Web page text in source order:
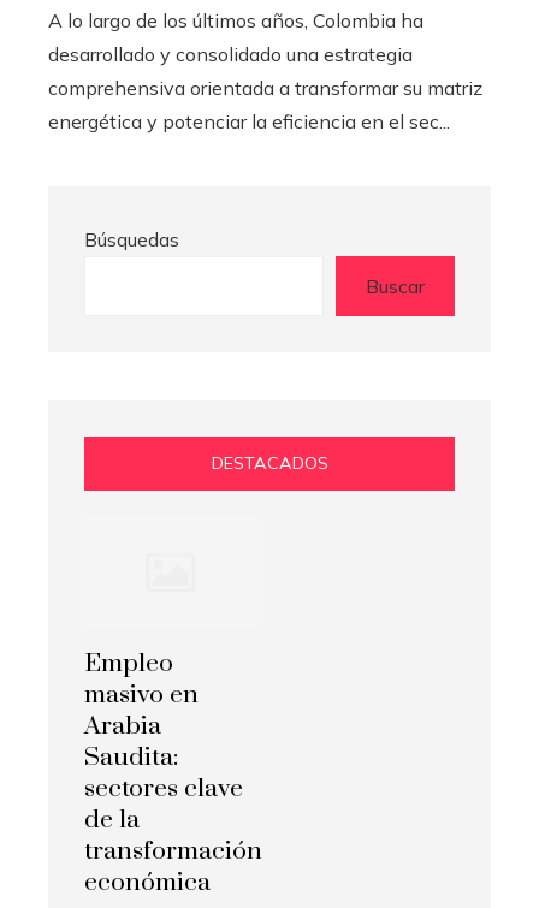
A lo largo de los últimos años, Colombia ha
desarrollado y consolidado una estrategia
comprehensiva orientada a transformar su matriz
energética y potenciar la eficiencia en el sec...
Búsquedas
Buscar
DESTACADOS
Empleo
masivo en
Arabia
Saudita:
sectores clave
de la
transformación
económica